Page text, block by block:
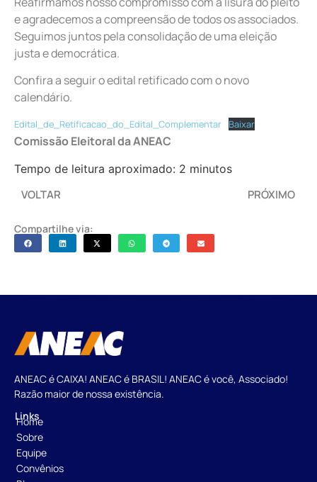
Compartilhe via:
e agradecemos a compreensão de todos os associados.
Seguimos juntos pela consolidação de uma eleição
justa e democrática.
Confira a seguir o edital retificado com o novo
calendário.
Edital_de_Retificacao_do_Edital_Complementar Baixar
Comissão Eleitoral da ANEAC
Tempo de leitura aproximado: 2 minutos
VOLTAR PRÓXIMO
ANEAC é CAIXA! ANEAC é BRASIL! ANEAC é você, Associado!
Razão maior de nossa existência.
Links
Home
Sobre
Equipe
Convênios